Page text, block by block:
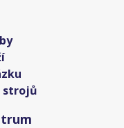
strojů